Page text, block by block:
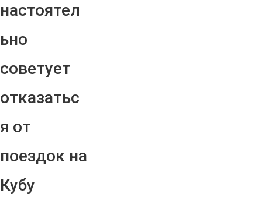
настоятел
ьно
советует
отказатьс
я от
поездок на
Кубу